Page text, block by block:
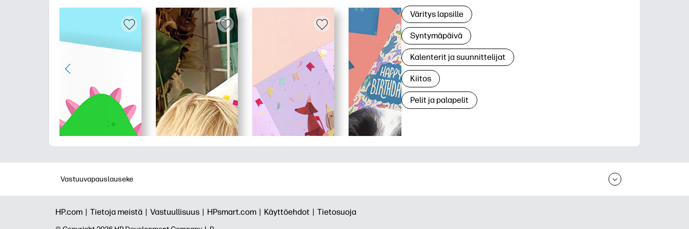
Väritys lapsille
Syntymäpäivä
Kalenterit ja suunnittelijat
Kiitos
Pelit ja palapelit
Vastuuvapauslauseke
HP.com | Tietoja meistä | Vastuullisuus | HPsmart.com | Käyttöehdot | Tietosuoja